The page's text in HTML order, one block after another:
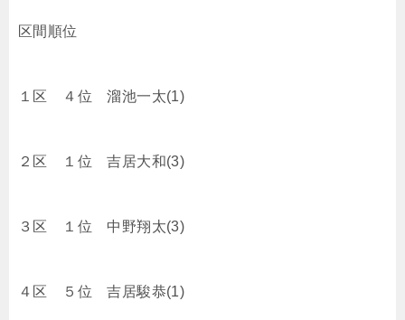
区間順位
１区 ４位 溜池一太(1)
２区 １位 吉居大和(3)
３区 １位 中野翔太(3)
４区 ５位 吉居駿恭(1)